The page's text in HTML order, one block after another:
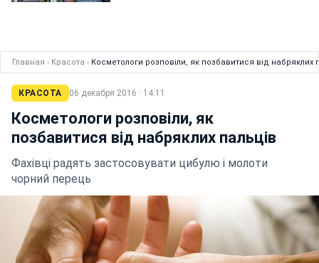
Главная › Красота › Косметологи розповіли, як позбавитися від набряклих
КРАСОТА 06 декабря 2016 · 14:11
Косметологи розповіли, як
позбавитися від набряклих пальців
Фахівці радять застосовувати цибулю і молоти
чорний перець